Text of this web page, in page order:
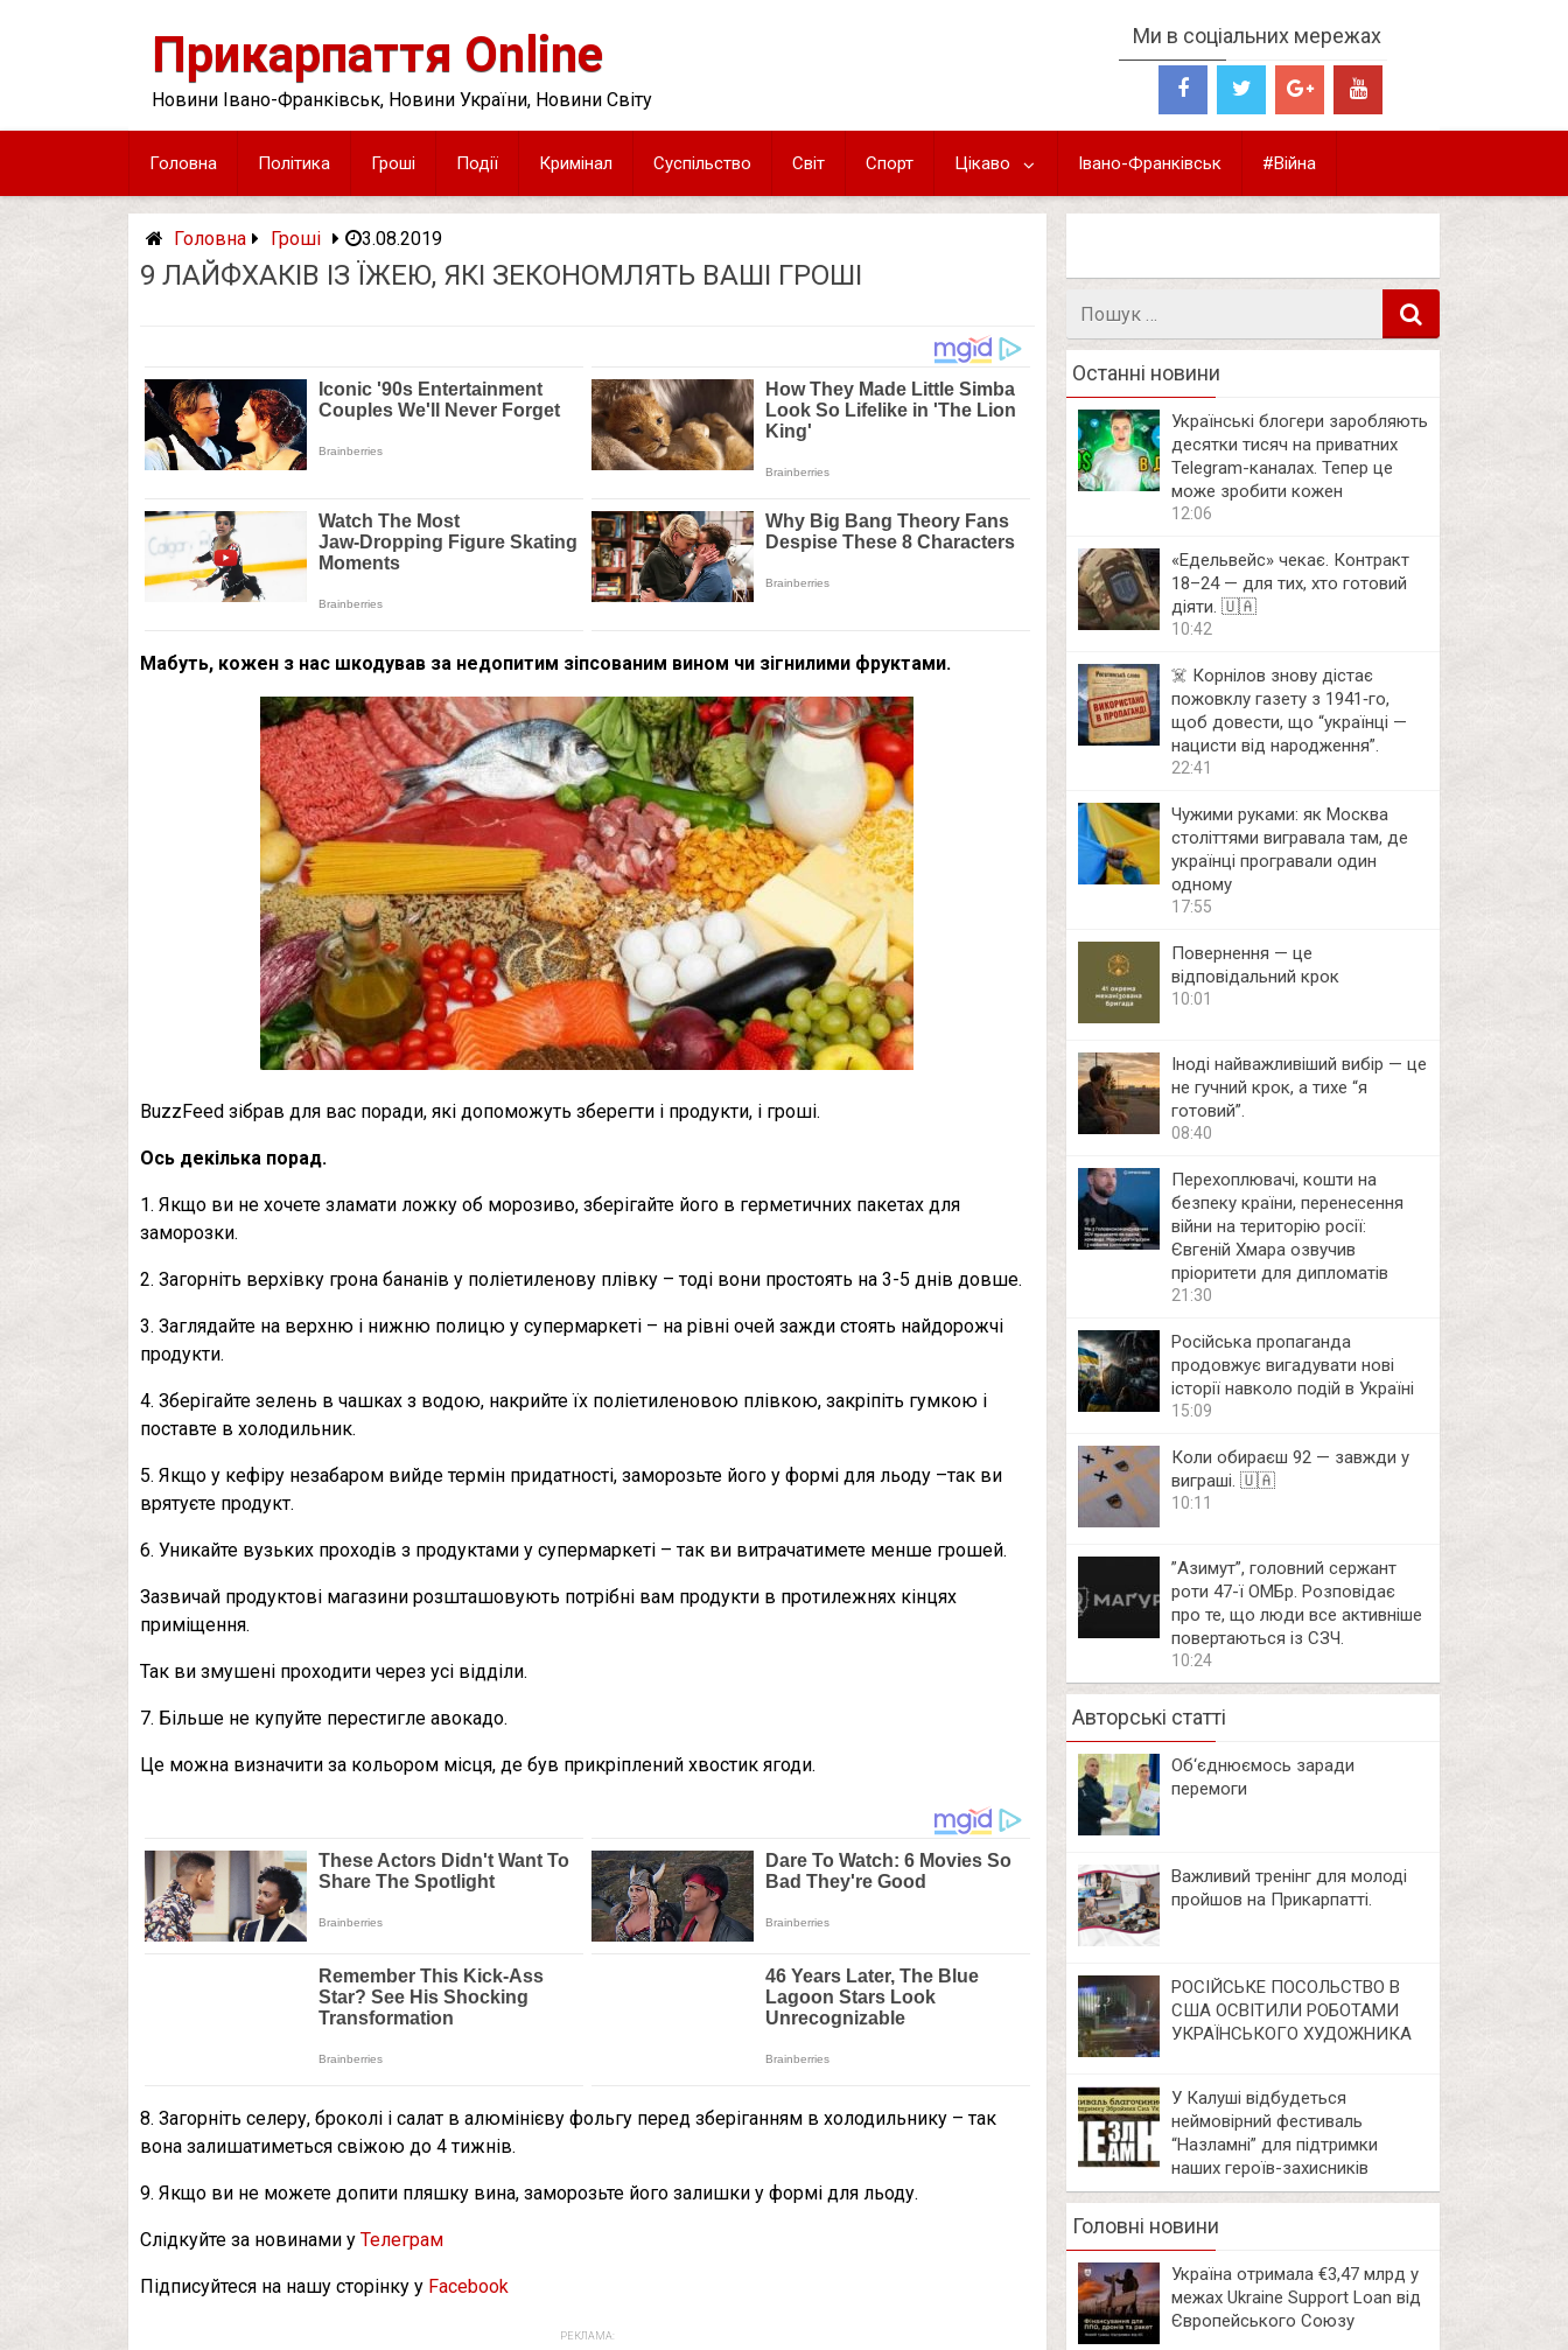
Прикарпаття Online
Новини Івано-Франківськ, Новини України, Новини Світу
Ми в соціальних мережах
Головна Політика Гроші Події Кримінал Суспільство Світ Спорт Цікаво Івано-Франківськ #Війна
Головна Гроші 3.08.2019
9 ЛАЙФХАКІВ ІЗ ЇЖЕЮ, ЯКІ ЗЕКОНОМЛЯТЬ ВАШІ ГРОШІ
Мабуть, кожен з нас шкодував за недопитим зіпсованим вином чи зігнилими фруктами.
BuzzFeed зібрав для вас поради, які допоможуть зберегти і продукти, і гроші.
Ось декілька порад.
1. Якщо ви не хочете зламати ложку об морозиво, зберігайте його в герметичних пакетах для
заморозки.
2. Загорніть верхівку грона бананів у поліетиленову плівку – тоді вони простоять на 3-5 днів довше.
3. Заглядайте на верхню і нижню полицю у супермаркеті – на рівні очей зажди стоять найдорожчі
продукти.
4. Зберігайте зелень в чашках з водою, накрийте їх поліетиленовою плівкою, закріпіть гумкою і
поставте в холодильник.
5. Якщо у кефіру незабаром вийде термін придатності, заморозьте його у формі для льоду –так ви
врятуєте продукт.
6. Уникайте вузьких проходів з продуктами у супермаркеті – так ви витрачатимете менше грошей.
Зазвичай продуктові магазини розшташовують потрібні вам продукти в протилежнях кінцях
приміщення.
Так ви змушені проходити через усі відділи.
7. Більше не купуйте перестигле авокадо.
Це можна визначити за кольором місця, де був прикріплений хвостик ягоди.
8. Загорніть селеру, броколі і салат в алюмінієву фольгу перед зберіганням в холодильнику – так
вона залишатиметься свіжою до 4 тижнів.
9. Якщо ви не можете допити пляшку вина, заморозьте його залишки у формі для льоду.
Слідкуйте за новинами у Телеграм
Підписуйтеся на нашу сторінку у Facebook
РЕКЛАМА:
Останні новини
Українські блогери заробляють
десятки тисяч на приватних
Telegram-каналах. Тепер це
може зробити кожен
12:06
«Едельвейс» чекає. Контракт
18–24 — для тих, хто готовий
діяти. 🇺🇦
10:42
☠️ Корнілов знову дістає
пожовклу газету з 1941‑го,
щоб довести, що “українці —
нацисти від народження”.
22:41
Чужими руками: як Москва
століттями вигравала там, де
українці програвали один
одному
17:55
Повернення — це
відповідальний крок
10:01
Іноді найважливіший вибір — це
не гучний крок, а тихе “я
готовий”.
08:40
Перехоплювачі, кошти на
безпеку країни, перенесення
війни на територію росії:
Євгеній Хмара озвучив
пріоритети для дипломатів
21:30
Російська пропаганда
продовжує вигадувати нові
історії навколо подій в Україні
15:09
Коли обираєш 92 — завжди у
виграші. 🇺🇦
10:11
⁨”Азимут”, головний сержант
роти 47-ї ОМБр. Розповідає
про те, що люди все активніше
повертаються із СЗЧ.
10:24
Авторські статті
Об‘єднюємось заради
перемоги
Важливий тренінг для молоді
пройшов на Прикарпатті.
РОСІЙСЬКЕ ПОСОЛЬСТВО В
США ОСВІТИЛИ РОБОТАМИ
УКРАЇНСЬКОГО ХУДОЖНИКА
У Калуші відбудеться
неймовірний фестиваль
“Назламні” для підтримки
наших героїв-захисників
Головні новини
Україна отримала €3,47 млрд у
межах Ukraine Support Loan від
Європейського Союзу